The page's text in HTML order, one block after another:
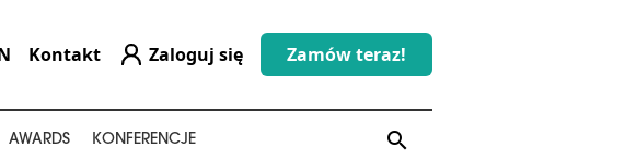
Kontakt Zaloguj się Zamów teraz!
AWARDS KONFERENCJE search